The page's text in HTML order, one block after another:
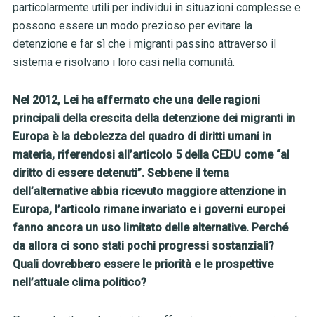
particolarmente utili per individui in situazioni complesse e
possono essere un modo prezioso per evitare la
detenzione e far sì che i migranti passino attraverso il
sistema e risolvano i loro casi nella comunità.
Nel 2012, Lei ha affermato che una delle ragioni
principali della crescita della detenzione dei migranti in
Europa è la debolezza del quadro di diritti umani in
materia, riferendosi all’articolo 5 della CEDU come “al
diritto di essere detenuti”. Sebbene il tema
dell’alternative abbia ricevuto maggiore attenzione in
Europa, l’articolo rimane invariato e i governi europei
fanno ancora un uso limitato delle alternative. Perché
da allora ci sono stati pochi progressi sostanziali?
Quali dovrebbero essere le priorità e le prospettive
nell’attuale clima politico?